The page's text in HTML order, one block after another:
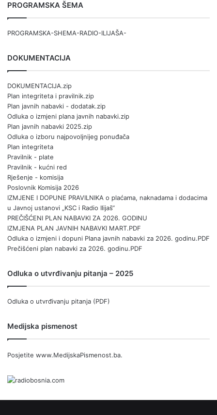
PROGRAMSKA ŠEMA
PROGRAMSKA-SHEMA-RADIO-ILIJAŠA-
DOKUMENTACIJA
DOKUMENTACIJA.zip
Plan integriteta i pravilnik.zip
Plan javnih nabavki - dodatak.zip
Odluka o izmjeni plana javnih nabavki.zip
Plan javnih nabavki 2025.zip
Odluka o izboru najpovoljnijeg ponuđača
Plan integriteta
Pravilnik - plate
Pravilnik - kućni red
Rješenje - komisija
Poslovnik Komisija 2026
IZMJENE I DOPUNE PRAVILNIKA o plaćama, naknadama i dodacima
u Javnoj ustanovi „KSC i Radio Ilijaš“
PREČIŠĆENI PLAN NABAVKI ZA 2026. GODINU
IZMJENA PLAN JAVNIH NABAVKI MART.PDF
Odluka o izmjeni i dopuni Plana javnih nabavki za 2026. godinu.PDF
Prečišćeni plan nabavki za 2026. godinu.PDF
Odluka o utvrđivanju pitanja – 2025
Odluka o utvrđivanju pitanja (PDF)
Medijska pismenost
Posjetite www.MedijskaPismenost.ba.